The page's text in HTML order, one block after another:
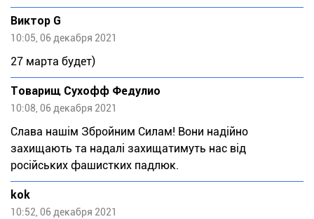
Виктор G
10:05, 06 декабря 2021
27 марта будет)
Товарищ Сухофф Федулио
10:08, 06 декабря 2021
Слава нашім Збройним Силам! Вони надійно
захищають та надалі захищатимуть нас від
російських фашистких падлюк.
kok
10:52, 06 декабря 2021